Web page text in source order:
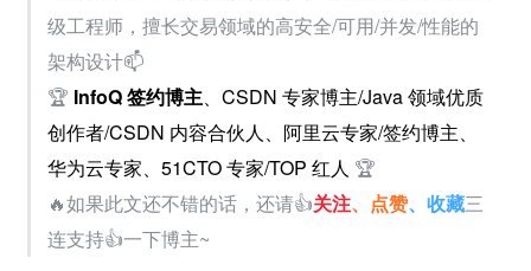
级工程师，擅长交易领域的高安全/可用/并发/性能的
架构设计📫
🏆 InfoQ 签约博主、CSDN 专家博主/Java 领域优质
创作者/CSDN 内容合伙人、阿里云专家/签约博主、
华为云专家、51CTO 专家/TOP 红人 🏆
🔥如果此文还不错的话，还请👍关注、点赞、收藏三
连支持👍一下博主~